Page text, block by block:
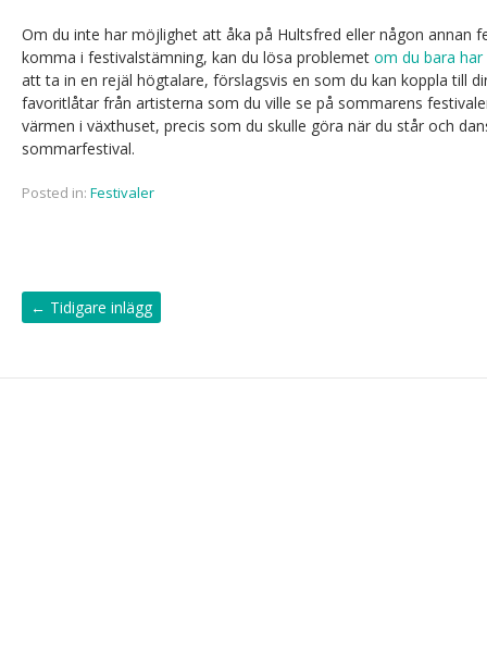
Om du inte har möjlighet att åka på Hultsfred eller någon annan
komma i festivalstämning, kan du lösa problemet om du bara
att ta in en rejäl högtalare, förslagsvis en som du kan koppla till
favoritlåtar från artisterna som du ville se på sommarens
värmen i växthuset, precis som du skulle göra när du står och
sommarfestival.
Posted in: Festivaler
← Tidigare inlägg